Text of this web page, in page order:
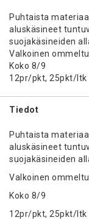
Puhtaista
aluskäsineet
suojakäsineiden
Valkoinen
Koko 8/9
12pr/pkt, 25pkt/ltk
Tiedot
Puhtaista
aluskäsineet
suojakäsineiden
Valkoinen
Koko 8/9
12pr/pkt, 25pkt/ltk